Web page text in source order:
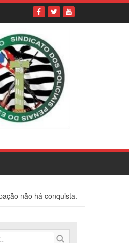
não há conquista.